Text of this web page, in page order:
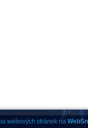
webových stránek na